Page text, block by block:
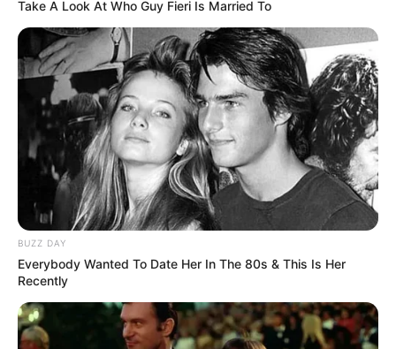
Take A Look At Who Guy Fieri Is Married To
BUZZ DAY
Everybody Wanted To Date Her In The 80s & This Is Her
Recently